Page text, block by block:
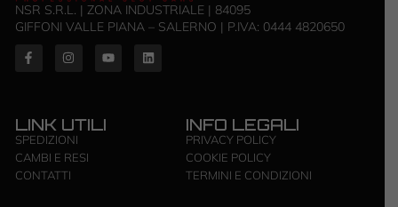
NSR S.R.L. | ZONA INDUSTRIALE | 84095
GIFFONI VALLE PIANA – SALERNO | P.IVA: ‭0444 4820650‬
LINK UTILI
SPEDIZIONI
CAMBI E RESI
CONTATTI
INFO LEGALI
PRIVACY POLICY
COOKIE POLICY
TERMINI E CONDIZIONI